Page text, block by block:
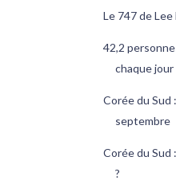
Le 747 de
42,2
chaque
Corée du Sud
septembre
Corée du Sud
?